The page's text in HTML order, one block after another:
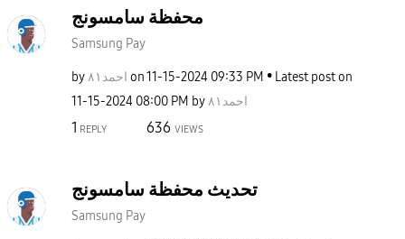
محفظة سامسونج
Samsung Pay
by احمد٨١ on‎11-15-2024 09:33 PM
Latest post on
‎11-15-2024 08:00 PM by احمد٨١
1 REPLY 636 VIEWS
تحديث محفظة سامسونج
Samsung Pay